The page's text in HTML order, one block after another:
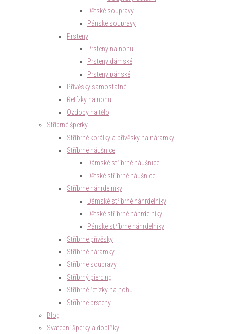
Dětské soupravy
Pánské soupravy
Prsteny
Prsteny na nohu
Prsteny dámské
Prsteny pánské
Přívěsky samostatné
Řetízky na nohu
Ozdoby na tělo
Stříbrné šperky
Stříbrné korálky a přívěsky na náramky
Stříbrné náušnice
Dámské stříbrné náušnice
Dětské stříbrné náušnice
Stříbrné náhrdelníky
Dámské stříbrné náhrdelníky
Dětské stříbrné náhrdelníky
Pánské stříbrné náhrdelníky
Stříbrné přívěsky
Stříbrné náramky
Stříbrné soupravy
Stříbrný piercing
Stříbrné řetízky na nohu
Stříbrné prsteny
Blog
Svatební šperky a doplňky